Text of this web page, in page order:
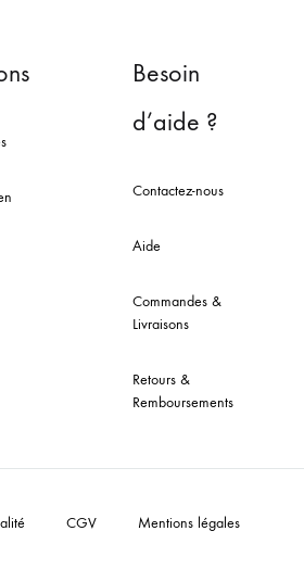
Besoin
d’aide ?
Contactez-nous
Aide
Commandes &
Livraisons
Retours &
Remboursements
CGV Mentions légales